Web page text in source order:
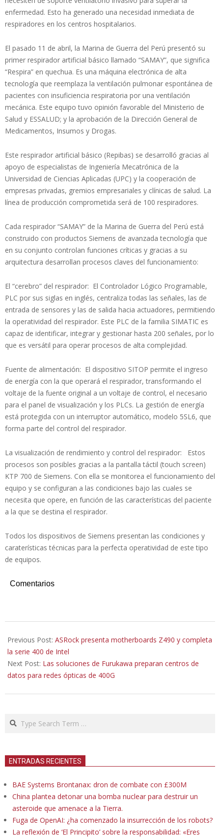
enfermedad. Esto ha generado una necesidad inmediata de
respiradores en los centros hospitalarios.
El pasado 11 de abril, la Marina de Guerra del Perú presentó su
primer respirador artificial básico llamado “SAMAY”, que significa
“Respira” en quechua. Es una máquina electrónica de alta
tecnología que reemplaza la ventilación pulmonar espontánea de
pacientes con insuficiencia respiratoria por una ventilación
mecánica. Este equipo tuvo opinión favorable del Ministerio de
Salud y ESSALUD; y la aprobación de la Dirección General de
Medicamentos, Insumos y Drogas.
Este respirador artificial básico (Repibas) se desarrolló gracias al
apoyo de especialistas de Ingeniería Mecatrónica de la
Universidad de Ciencias Aplicadas (UPC) y la cooperación de
empresas privadas, gremios empresariales y clínicas de salud. La
línea de producción comprometida será de 100 respiradores.
Cada respirador “SAMAY” de la Marina de Guerra del Perú está
construido con productos Siemens de avanzada tecnología que
en su conjunto controlan funciones críticas y gracias a su
arquitectura desarrollan procesos claves del funcionamiento:
El “cerebro” del respirador: El Controlador Lógico Programable,
PLC por sus siglas en inglés, centraliza todas las señales, las de
entrada de sensores y las de salida hacia actuadores, permitiendo
la operatividad del respirador. Este PLC de la familia SIMATIC es
capaz de identificar, integrar y gestionar hasta 200 señales, por lo
que es versátil para operar procesos de alta complejidad.
Fuente de alimentación: El dispositivo SITOP permite el ingreso
de energía con la que operará el respirador, transformando el
voltaje de la fuente original a un voltaje de control, el necesario
para el panel de visualización y los PLCs. La gestión de energía
está protegida con un interruptor automático, modelo 5SL6, que
forma parte del control del respirador.
La visualización de rendimiento y control del respirador: Estos
procesos son posibles gracias a la pantalla táctil (touch screen)
KTP 700 de Siemens. Con ella se monitorea el funcionamiento del
equipo y se configuran a las condiciones bajo las cuales se
necesita que opere, en función de las características del paciente
a la que se destina el respirador.
Todos los dispositivos de Siemens presentan las condiciones y
caraterísticas técnicas para la perfecta operatividad de este tipo
de equipos.
Comentarios
05-
06
Previous Post: ASRock presenta motherboards Z490 y completa
la serie 400 de Intel
Next Post: Las soluciones de Furukawa preparan centros de
datos para redes ópticas de 400G
Search
ENTRADAS RECIENTES
BAE Systems Brontanax: dron de combate con £300M
China plantea detonar una bomba nuclear para destruir un
asteroide que amenace a la Tierra.
Fuga de OpenAI: ¿ha comenzado la insurrección de los robots?
La reflexión de ‘El Principito’ sobre la responsabilidad: «Eres